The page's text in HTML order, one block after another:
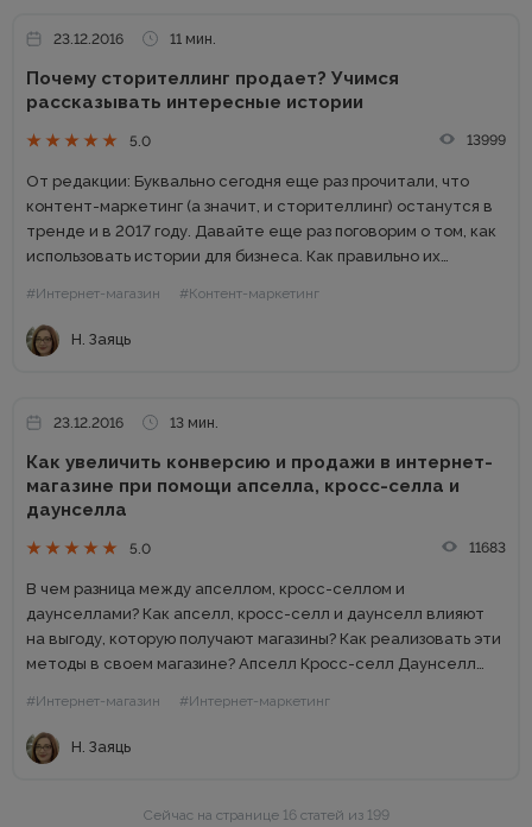
23.12.2016 11 мин.
Почему сторителлинг продает? Учимся
рассказывать интересные истории
5.0 13999
От редакции: Буквально сегодня еще раз прочитали, что
контент-маркетинг (а значит, и сторителлинг) останутся в
тренде и в 2017 году. Давайте еще раз поговорим о том, как
использовать истории для бизнеса. Как правильно их
целевую...
#Интернет-магазин #Контент-маркетинг
Н. Заяць
23.12.2016 13 мин.
Как увеличить конверсию и продажи в интернет-
магазине при помощи апселла, кросс-селла и
даунселла
5.0 11683
В чем разница между апселлом, кросс-селлом и
даунселлами? Как апселл, кросс-селл и даунселл влияют
на выгоду, которую получают магазины? Как реализовать эти
методы в своем магазине? Апселл Кросс-селл Даунселл
желание владельцев интернет-магазинов. Однако
увеличение...
#Интернет-магазин #Интернет-маркетинг
Н. Заяць
Сейчас на странице 16 статей из 199